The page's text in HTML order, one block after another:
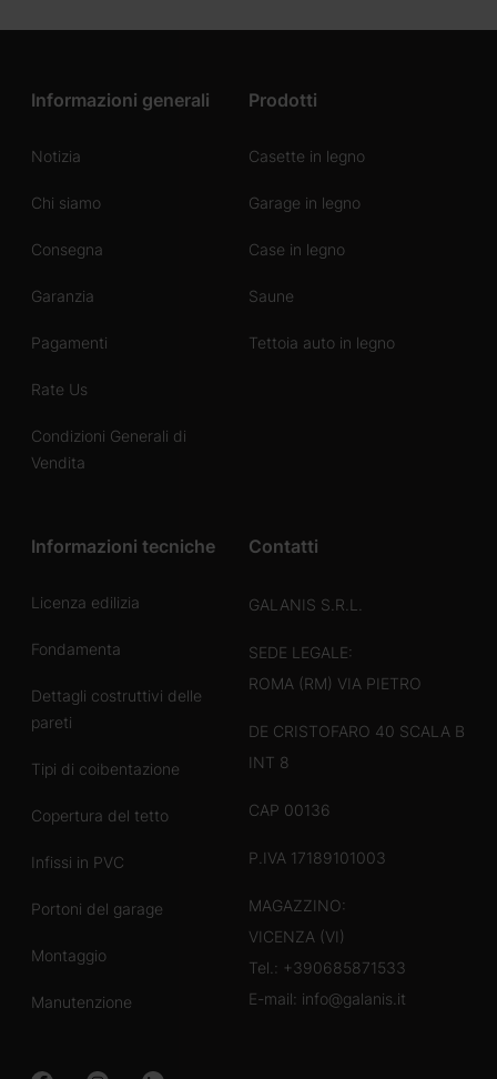
Informazioni generali
Notizia
Chi siamo
Consegna
Garanzia
Pagamenti
Rate Us
Condizioni Generali di
Vendita
Prodotti
Casette in legno
Garage in legno
Case in legno
Saune
Tettoia auto in legno
Informazioni tecniche
Licenza edilizia
Fondamenta
Dettagli costruttivi delle
pareti
Tipi di coibentazione
Copertura del tetto
Infissi in PVC
Portoni del garage
Montaggio
Manutenzione
Contatti
GALANIS S.R.L.
SEDE LEGALE:
ROMA (RM) VIA PIETRO
DE CRISTOFARO 40 SCALA B
INT 8
CAP 00136
P.IVA 17189101003
MAGAZZINO:
VICENZA (VI)
Tel.: +390685871533
E-mail: info@galanis.it